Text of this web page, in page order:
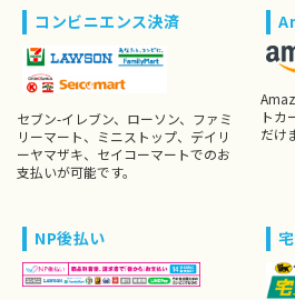
コンビニエンス決済
セブン-イレブン、ローソン、ファミ
リーマート、ミニストップ、デイリ
ーヤマザキ、セイコーマートでのお
支払いが可能です。
トカ
だけ
NP後払い